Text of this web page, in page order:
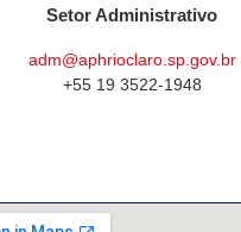
Setor Administrativo
adm@aphrioclaro.sp.gov.br
+55 19 3522-1948